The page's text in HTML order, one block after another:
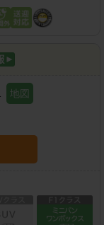
地図